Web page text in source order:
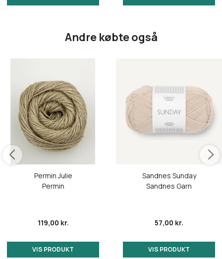
Andre købte også
Permin Julie
Permin
119,00 kr.
VIS PRODUKT
Sandnes Sunday
Sandnes Garn
57,00 kr.
VIS PRODUKT